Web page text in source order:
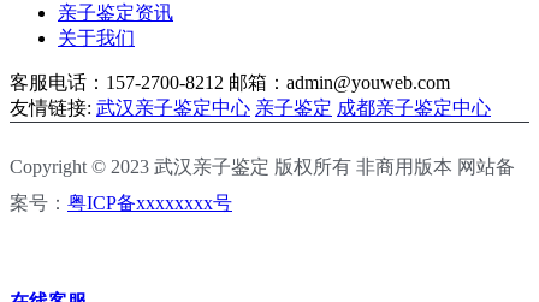
亲子鉴定资讯
关于我们
客服电话：157-2700-8212 邮箱：admin@youweb.com
友情链接: 武汉亲子鉴定中心 亲子鉴定 成都亲子鉴定中心
Copyright © 2023 武汉亲子鉴定 版权所有 非商用版本 网站备
案号： 粤ICP备xxxxxxxx号